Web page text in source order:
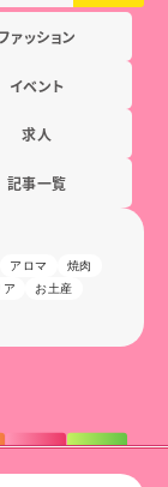
ァッション
イベント
求人
記事一覧
アロマ
焼肉
ア
お土産